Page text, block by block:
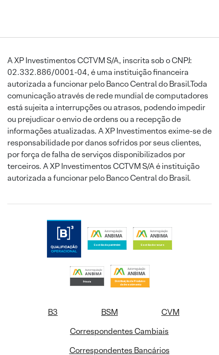
A XP Investimentos CCTVM S/A, inscrita sob o CNPJ:
02.332.886/0001-04, é uma instituição financeira
autorizada a funcionar pelo Banco Central do Brasil.Toda
comunicação através de rede mundial de computadores
está sujeita a interrupções ou atrasos, podendo impedir
ou prejudicar o envio de ordens ou a recepção de
informações atualizadas. A XP Investimentos exime-se de
responsabilidade por danos sofridos por seus clientes,
por força de falha de serviços disponibilizados por
terceiros. A XP Investimentos CCTVM S/A é instituição
autorizada a funcionar pelo Banco Central do Brasil.
B3 BSM
CVM
Correspondentes Cambiais
Correspondentes Bancários